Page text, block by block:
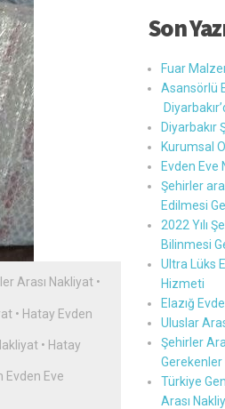
Arası Nakliyat •
• Hatay Evden
• Hatay
Evden Eve
Son
Fuar
Asansörlü
Diyarbakır
Kurumsal
Evden Eve
Şehirler
Edilmesi
2022 Yılı
Bilinmesi
Ultra Lüks
Hizmeti
Elazığ
Uluslar
Şehirler
Gerekenler
Türkiye
Arası